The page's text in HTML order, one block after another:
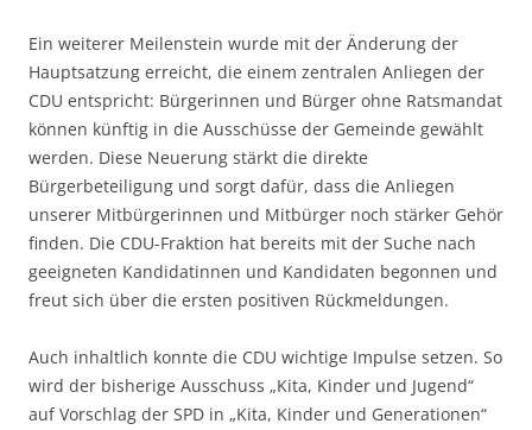
Ein weiterer Meilenstein wurde mit der Änderung der
Hauptsatzung erreicht, die einem zentralen Anliegen der
CDU entspricht: Bürgerinnen und Bürger ohne Ratsmandat
können künftig in die Ausschüsse der Gemeinde gewählt
werden. Diese Neuerung stärkt die direkte
Bürgerbeteiligung und sorgt dafür, dass die Anliegen
unserer Mitbürgerinnen und Mitbürger noch stärker Gehör
finden. Die CDU-Fraktion hat bereits mit der Suche nach
geeigneten Kandidatinnen und Kandidaten begonnen und
freut sich über die ersten positiven Rückmeldungen.
Auch inhaltlich konnte die CDU wichtige Impulse setzen. So
wird der bisherige Ausschuss „Kita, Kinder und Jugend“
auf Vorschlag der SPD in „Kita, Kinder und Generationen“